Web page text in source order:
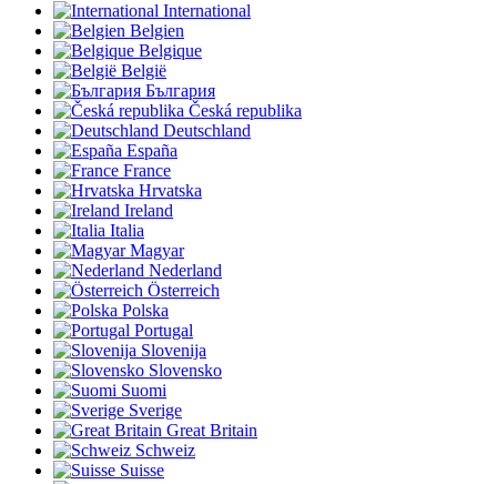
International
Belgien
Belgique
België
България
Česká republika
Deutschland
España
France
Hrvatska
Ireland
Italia
Magyar
Nederland
Österreich
Polska
Portugal
Slovenija
Slovensko
Suomi
Sverige
Great Britain
Schweiz
Suisse